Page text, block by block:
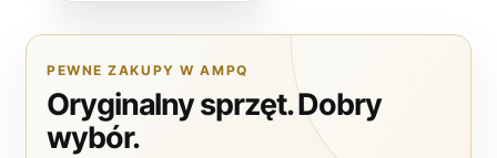
PEWNE ZAKUPY W AMPQ
Oryginalny sprzęt. Dobry
wybór.